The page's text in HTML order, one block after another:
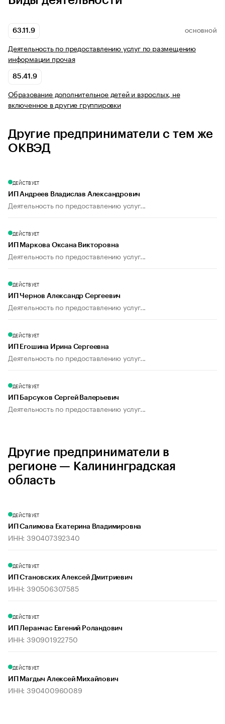
63.11.9 ОСНОВНОЙ
Деятельность по предоставлению услуг по размещению
информации прочая
85.41.9
Образование дополнительное детей и взрослых, не
включенное в другие группировки
Другие предприниматели с тем же
ОКВЭД
ДЕЙСТВУЕТ
ИП Андреев Владислав Александрович
Деятельность по предоставлению услуг...
ДЕЙСТВУЕТ
ИП Маркова Оксана Викторовна
Деятельность по предоставлению услуг...
ДЕЙСТВУЕТ
ИП Чернов Александр Сергеевич
Деятельность по предоставлению услуг...
ДЕЙСТВУЕТ
ИП Егошина Ирина Сергеевна
Деятельность по предоставлению услуг...
ДЕЙСТВУЕТ
ИП Барсуков Сергей Валерьевич
Деятельность по предоставлению услуг...
Другие предприниматели в
регионе — Калининградская
область
ДЕЙСТВУЕТ
ИП Салимова Екатерина Владимировна
ИНН: 390407392340
ДЕЙСТВУЕТ
ИП Становских Алексей Дмитриевич
ИНН: 390506307585
ДЕЙСТВУЕТ
ИП Леранчас Евгений Роландович
ИНН: 390901922750
ДЕЙСТВУЕТ
ИП Магдыч Алексей Михайлович
ИНН: 390400960089